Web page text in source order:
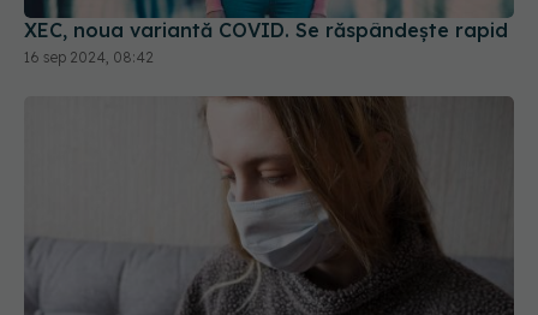
XEC, noua variantă COVID. Se răspândește rapid
16 sep 2024, 08:42